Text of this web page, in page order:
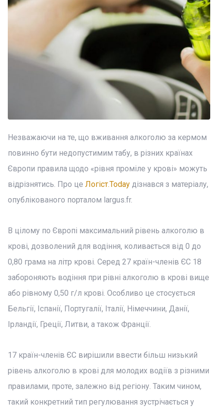
Незважаючи на те, що вживання алкоголю за кермом
повинно бути недопустимим табу, в різних країнах
Європи правила щодо «рівня проміле у крові» можуть
відрізнятись. Про це Логіст.Today дізнався з матеріалу,
опублікованого порталом largus.fr.
В цілому по Європі максимальний рівень алкоголю в
крові, дозволений для водіння, коливається від 0 до
0,80 грама на літр крові. Серед 27 країн-членів ЄС 18
забороняють водіння при рівні алкоголю в крові вище
або рівному 0,50 г/л крові. Особливо це стосується
Бельгії, Іспанії, Португалії, Італії, Німеччини, Данії,
Ірландії, Греції, Литви, а також Франції.
17 країн-членів ЄС вирішили ввести більш низький
рівень алкоголю в крові для молодих водіїв з різними
правилами, проте, залежно від регіону. Таким чином,
такий конкретний тип регулювання зустрічається у